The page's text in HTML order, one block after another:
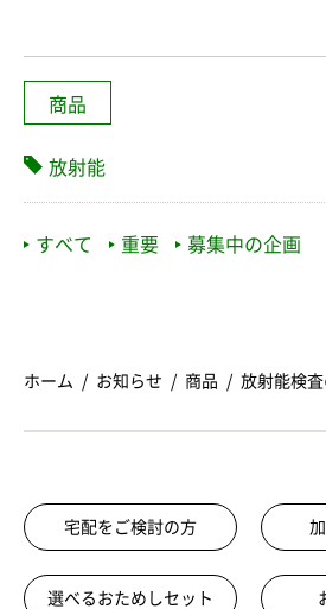
商品
放射能
すべて 重要 募集中の企画
ホーム お知らせ 商品 放射能検
宅配をご検討の方
選べるおためしセット